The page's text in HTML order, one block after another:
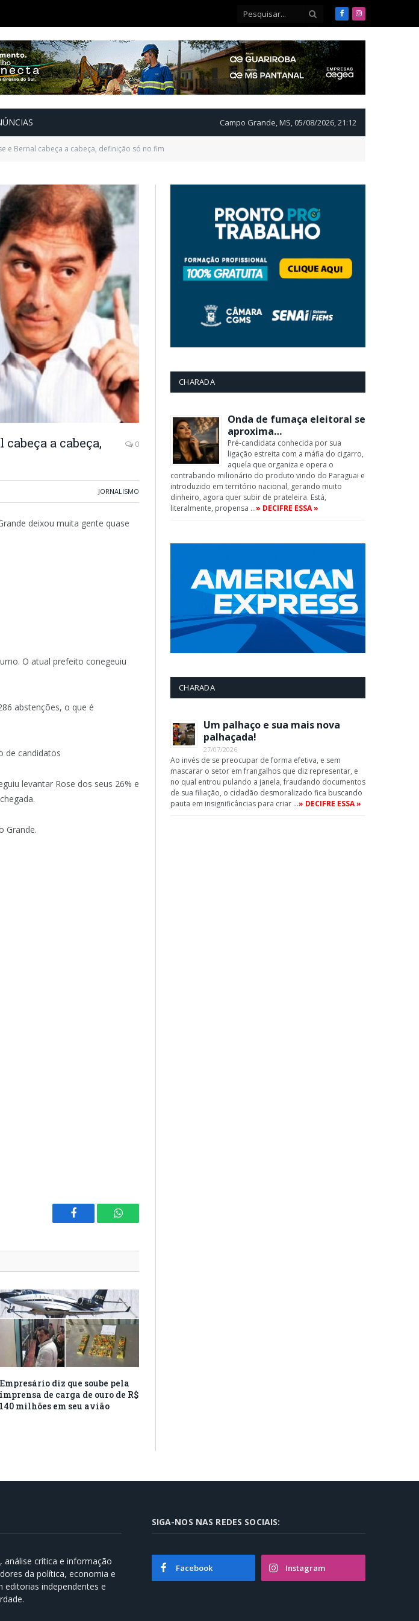
FacebookInstagram
Campo Grande, MS, 05/08/2026, 21:12
e Bernal cabeça a cabeça, definição só no fim
a cabeça,
0
JORNALISMO
deixou muita gente quase
O atual prefeito conegeuiu
abstenções, o que é
de candidatos
levantar Rose dos seus 26% e
Grande.
Facebook WhatsApp
Empresário diz que soube pela
imprensa de carga de ouro de R$
140 milhões em seu avião
CHARADA
Onda de fumaça eleitoral se
aproxima…
Pré-candidata conhecida por sua
ligação estreita com a máfia do cigarro,
aquela que organiza e opera o
contrabando milionário do produto vindo do Paraguai e
introduzido em território nacional, gerando muito
dinheiro, agora quer subir de prateleira. Está,
literalmente, propensa …» DECIFRE ESSA »
CHARADA
Um palhaço e sua mais nova
palhaçada!
27/07/2026
Ao invés de se preocupar de forma efetiva, e sem
mascarar o setor em frangalhos que diz representar, e
no qual entrou pulando a janela, fraudando documentos
de sua filiação, o cidadão desmoralizado fica buscando
pauta em insignificâncias para criar …» DECIFRE ESSA »
análise crítica e informação
da política, economia e
editorias independentes e
SIGA-NOS NAS REDES SOCIAIS:
Facebook Instagram